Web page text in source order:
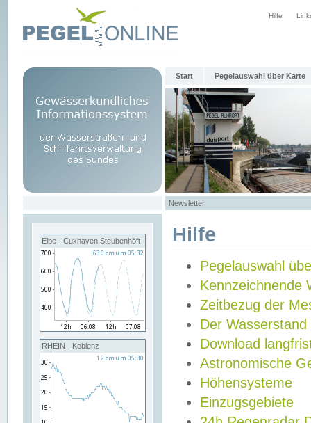
Hilfe
Start Pegelauswahl über Karte
Newsletter
Elbe - Cuxhaven Steubenhöft
RHEIN - Koblenz
Hilfe
Pegelauswahl
Kennzeichnende
Zeitbezug der
Der Wasserstand
Download
Astronomische
Höhensysteme
Einzugsgebiete